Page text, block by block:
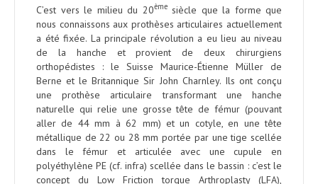
C’est vers le milieu du 20èmesiècle que la forme que
nous connaissons aux prothèses articulaires actuellement
a été fixée. La principale révolution a eu lieu au niveau
de la hanche et provient de deux chirurgiens
orthopédistes : le Suisse Maurice-Étienne Müller de
Berne et le Britannique Sir John Charnley. Ils ont conçu
une prothèse articulaire transformant une hanche
naturelle qui relie une grosse tête de fémur (pouvant
aller de 44 mm à 62 mm) et un cotyle, en une tête
métallique de 22 ou 28 mm portée par une tige scellée
dans le fémur et articulée avec une cupule en
polyéthylène PE (cf. infra) scellée dans le bassin : c’est le
concept du Low Friction torque Arthroplasty (LFA),